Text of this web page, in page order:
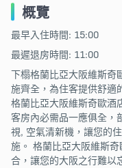
概覽
最早入住時間: 15:00
最遲退房時間: 11:00
下榻格蘭比亞大阪維斯奇
施齊全，為住客提供舒適
格蘭比亞大阪維斯奇歐酒
客房內必需品一應俱全，
視, 空氣清新機，讓您的
施。 格蘭比亞大阪維斯
合，讓您的大阪之行難以